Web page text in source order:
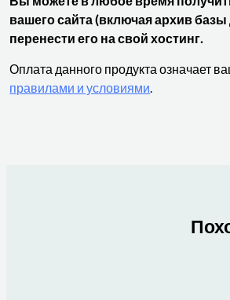
вашего сайта (включая архив
перенести его на свой хостинг.
Оплата данного продукта означает
правилами и условиями.